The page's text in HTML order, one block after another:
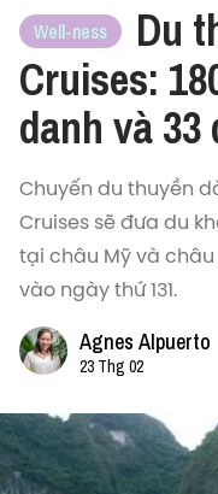
Well-ness
Du
Cruises:
danh và
Chuyến du thuyền
Cruises sẽ đưa du
tại châu Mỹ và châu
vào ngày thứ 131.
Agnes Alpuerto
23 Thg 02